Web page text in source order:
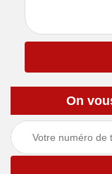
On